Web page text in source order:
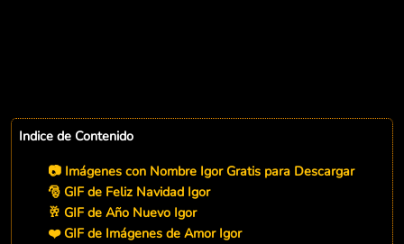
Indice de Contenido
📷 Imágenes con Nombre Igor Gratis para Descargar
🎅 GIF de Feliz Navidad Igor
🥂 GIF de Año Nuevo Igor
❤️ GIF de Imágenes de Amor Igor